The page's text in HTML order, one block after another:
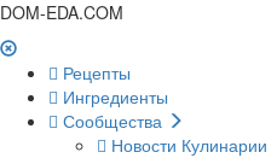
DOM-EDA.COM
Рецепты
Ингредиенты
Сообщества
Новости Кулинарии